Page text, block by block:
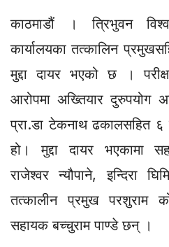
काठमाडौं । त्रिभुवन
कार्यालयका तत्कालिन
मुद्दा दायर भएको छ ।
आरोपमा अख्तियार दुरुपयोग
प्रा.डा टेकनाथ ढकालसहित ६
हो। मुद्दा दायर भएकामा
राजेश्वर न्यौपाने, इन्दिरा
तत्कालीन प्रमुख परशुराम
सहायक बच्चुराम पाण्डे छन् ।